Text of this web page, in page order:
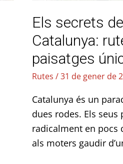
Els secrets
Catalunya:
paisatges
Rutes /31 de gener de
Catalunya és un
dues rodes. Els seus
radicalment en
als moters gaudir
paisatges
únics
per
a
motards